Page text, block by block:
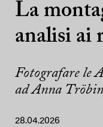
La
analisi ai
Fotografare le
ad Anna
28.04.2026